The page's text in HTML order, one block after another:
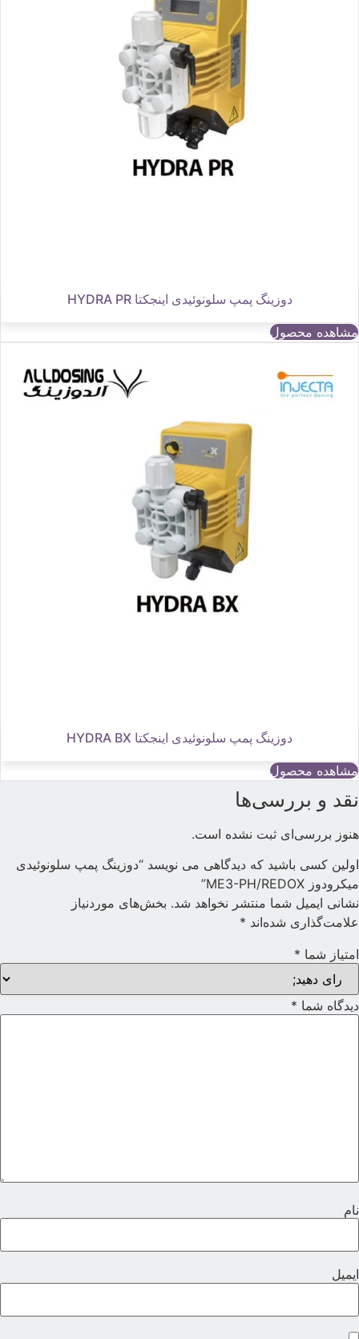
دوزینگ پمپ سلونوئیدی اینجکتا HYDRA PR
مشاهده محصول
دوزینگ پمپ سلونوئیدی اینجکتا HYDRA BX
مشاهده محصول
نقد و بررسی‌ها
هنوز بررسی‌ای ثبت نشده است.
اولین کسی باشید که دیدگاهی می نویسد “دوزینگ پمپ سلونوئیدی
میکرودوز ME3-PH/REDOX”
نشانی ایمیل شما منتشر نخواهد شد. بخش‌های موردنیاز
علامت‌گذاری شده‌اند *
امتیاز شما *
دیدگاه شما *
نام
ایمیل